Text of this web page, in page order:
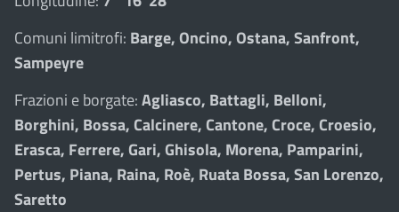
Comuni limitrofi: Barge, Oncino, Ostana, Sanfront,
Sampeyre
Frazioni e borgate:Agliasco, Battagli, Belloni,
Borghini, Bossa, Calcinere, Cantone, Croce, Croesio,
Erasca, Ferrere, Gari, Ghisola, Morena, Pamparini,
Pertus, Piana, Raina, Roè, Ruata Bossa, San Lorenzo,
Saretto